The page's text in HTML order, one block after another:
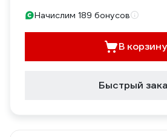
Начислим 189 бонусов
В корзину
Быстрый